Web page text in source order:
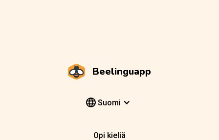
Beelinguapp
Suomi
Opi kieliä